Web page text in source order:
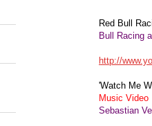
Red Bull
Bull Racing
http://
'Watch Me
Music Video
Sebastian